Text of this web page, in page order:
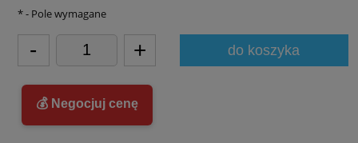
- + do koszyka
*- Pole wymagane
💰 Negocjuj cenę